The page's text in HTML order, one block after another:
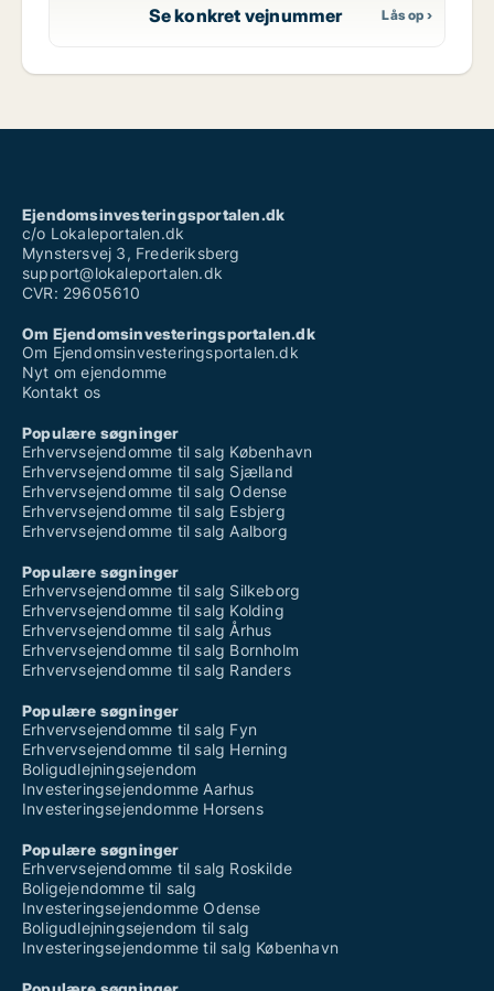
Se konkret vejnummer
Ejendomsinvesteringsportalen.dk
c/o Lokaleportalen.dk
Mynstersvej 3, Frederiksberg
support@lokaleportalen.dk
CVR: 29605610
Om Ejendomsinvesteringsportalen.dk
Om Ejendomsinvesteringsportalen.dk
Nyt om ejendomme
Kontakt os
Populære søgninger
Erhvervsejendomme til salg København
Erhvervsejendomme til salg Sjælland
Erhvervsejendomme til salg Odense
Erhvervsejendomme til salg Esbjerg
Erhvervsejendomme til salg Aalborg
Populære søgninger
Erhvervsejendomme til salg Silkeborg
Erhvervsejendomme til salg Kolding
Erhvervsejendomme til salg Århus
Erhvervsejendomme til salg Bornholm
Erhvervsejendomme til salg Randers
Populære søgninger
Erhvervsejendomme til salg Fyn
Erhvervsejendomme til salg Herning
Boligudlejningsejendom
Investeringsejendomme Aarhus
Investeringsejendomme Horsens
Populære søgninger
Erhvervsejendomme til salg Roskilde
Boligejendomme til salg
Investeringsejendomme Odense
Boligudlejningsejendom til salg
Investeringsejendomme til salg København